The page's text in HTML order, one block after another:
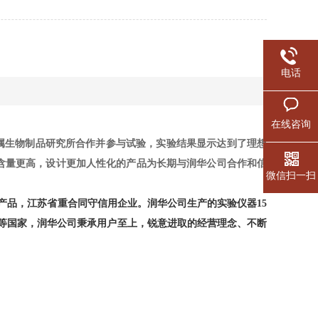
物制品研究所合作并参与试验，实验结果显示达到了理想
更高，设计更加人性化的产品为长期与润华公司合作和信
，江苏省重合同守信用企业。润华公司生产的实验仪器15
家，润华公司秉承用户至上，锐意进取的经营理念、不断
电话
在线咨询
微信扫一扫